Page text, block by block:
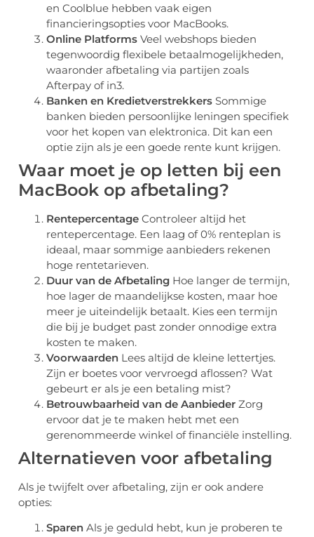
en Coolblue hebben vaak eigen
financieringsopties voor MacBooks.
Online Platforms Veel webshops bieden
tegenwoordig flexibele betaalmogelijkheden,
waaronder afbetaling via partijen zoals
Afterpay of in3.
Banken en Kredietverstrekkers Sommige
banken bieden persoonlijke leningen specifiek
voor het kopen van elektronica. Dit kan een
optie zijn als je een goede rente kunt krijgen.
Waar moet je op letten bij een
MacBook op afbetaling?
Rentepercentage Controleer altijd het
rentepercentage. Een laag of 0% renteplan is
ideaal, maar sommige aanbieders rekenen
hoge rentetarieven.
Duur van de Afbetaling Hoe langer de termijn,
hoe lager de maandelijkse kosten, maar hoe
meer je uiteindelijk betaalt. Kies een termijn
die bij je budget past zonder onnodige extra
kosten te maken.
Voorwaarden Lees altijd de kleine lettertjes.
Zijn er boetes voor vervroegd aflossen? Wat
gebeurt er als je een betaling mist?
Betrouwbaarheid van de Aanbieder Zorg
ervoor dat je te maken hebt met een
gerenommeerde winkel of financiële instelling.
Alternatieven voor afbetaling
Als je twijfelt over afbetaling, zijn er ook andere
opties:
Sparen Als je geduld hebt, kun je proberen te